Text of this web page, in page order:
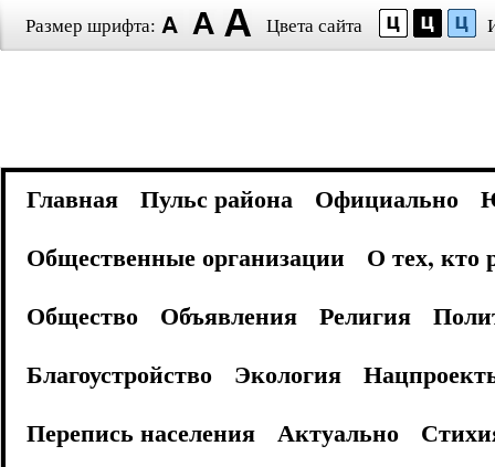
Размер шрифта: Цвета сайта
Главная Пульс района Официально
Общественные организации
О тех, кто
Общество
Объявления Религия
Благоустройство
Экология
Перепись населения
Актуально